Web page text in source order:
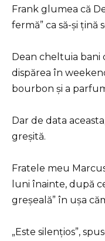
Frank glumea că
fermă” ca să-și țină
Dean cheltuia bani
dispărea în
bourbon și a
Dar de data
greșită.
Fratele meu
luni înainte, după
greșeală” în ușa
„Este silențios”,